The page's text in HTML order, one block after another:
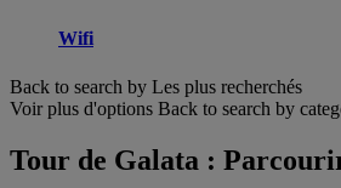
Wifi
Back to search by Les plus recherchés
Voir plus d'options Back to search by
Tour de Galata :